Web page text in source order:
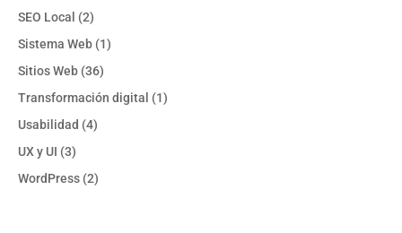
SEO Local (2)
Sistema Web (1)
Sitios Web (36)
Transformación digital (1)
Usabilidad (4)
UX y UI (3)
WordPress (2)